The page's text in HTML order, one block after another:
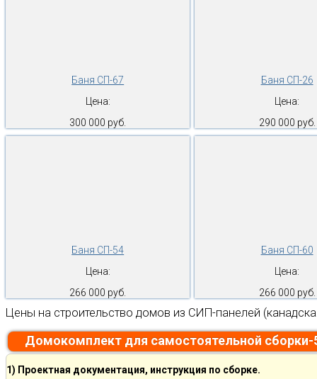
Баня СП-67
Цена:
300 000 руб.
Баня СП-26
Цена:
290 000 руб.
Баня СП-54
Цена:
266 000 руб.
Баня СП-60
Цена:
266 000 руб.
Цены на строительство домов из СИП-панелей
Домокомплект для самостоятельной
1) Проектная документация, инструкция по сборке.